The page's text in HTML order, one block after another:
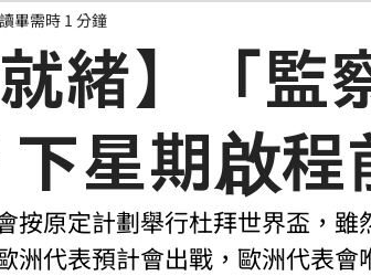
Tony 鹿
就緒】「監
下星期啟程
讀畢需時 1 分鐘
按原定計劃舉行杜拜世界盃，雖
洲代表預計會出戰，歐洲代表會